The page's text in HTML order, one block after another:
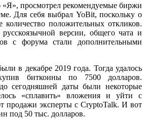
просмотрел рекомендуемые биржи
Для себя выбрал YoBit, поскольку о
положительных откликов.
версии, общего чата и
с форума стали дополнительными
в декабре 2019 года. Тогда удалось
биткоины по 7500 долларов.
сегодняшней даты были некоторые
«сплавить» вложения и уйти с
продажи эксперты с CryptoTalk. И вот
под 50 тыс. долларов.